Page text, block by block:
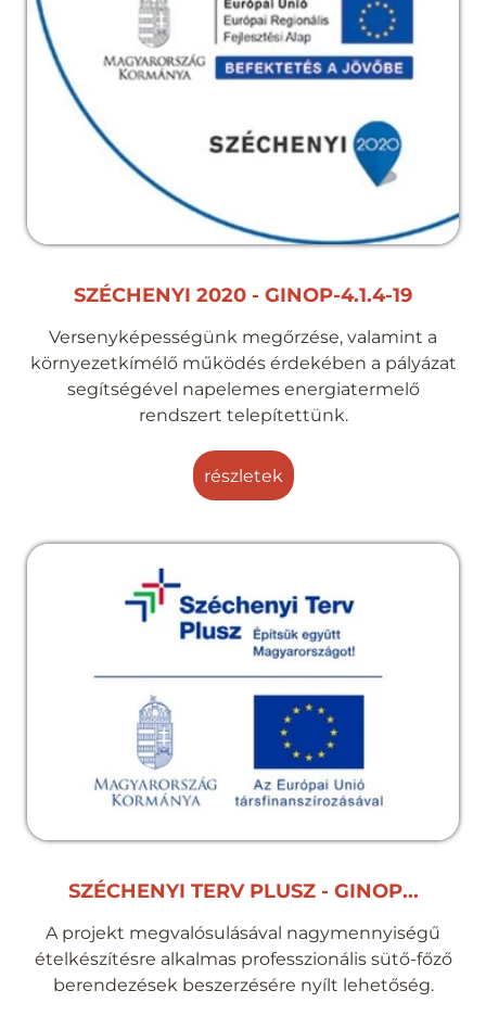
SZÉCHENYI 2020 - GINOP-4.1.4-19
Versenyképességünk megőrzése, valamint a
környezetkímélő működés érdekében a pályázat
segítségével napelemes energiatermelő
rendszert telepítettünk.
részletek
SZÉCHENYI TERV PLUSZ - GINOP...
A projekt megvalósulásával nagymennyiségű
ételkészítésre alkalmas professzionális sütő-főző
berendezések beszerzésére nyílt lehetőség.